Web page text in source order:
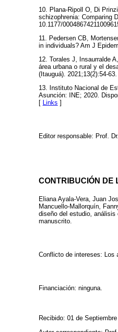
10. Plana-Ripoll O, Di
schizophrenia: Comparing
10.1177/
11. Pedersen CB,
in individuals? Am J
12. Torales J, Insaurralde
área urbana o rural y el
(Itauguá). 2021;13(2):54-
13. Instituto Nacional de
Asunción: INE; 2020.
[ Links ]
Editor responsable: Prof.
CONTRIBUCIÓN DE
Eliana Ayala-Vera, Juan
Mancuello-Mallorquín,
diseño del estudio,
manuscrito.
Conflicto de intereses: Los
Financiación: ninguna.
Recibido: 01 de